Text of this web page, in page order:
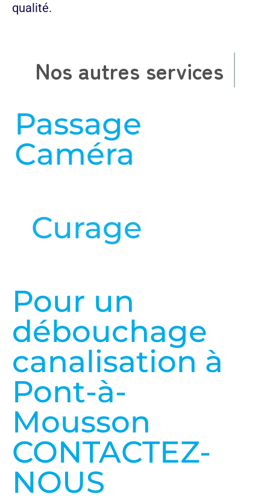
qualité.
Nos autres services
Passage
Caméra
Curage
Pour un
débouchage
canalisation à
Pont-à-
Mousson
CONTACTEZ-
NOUS